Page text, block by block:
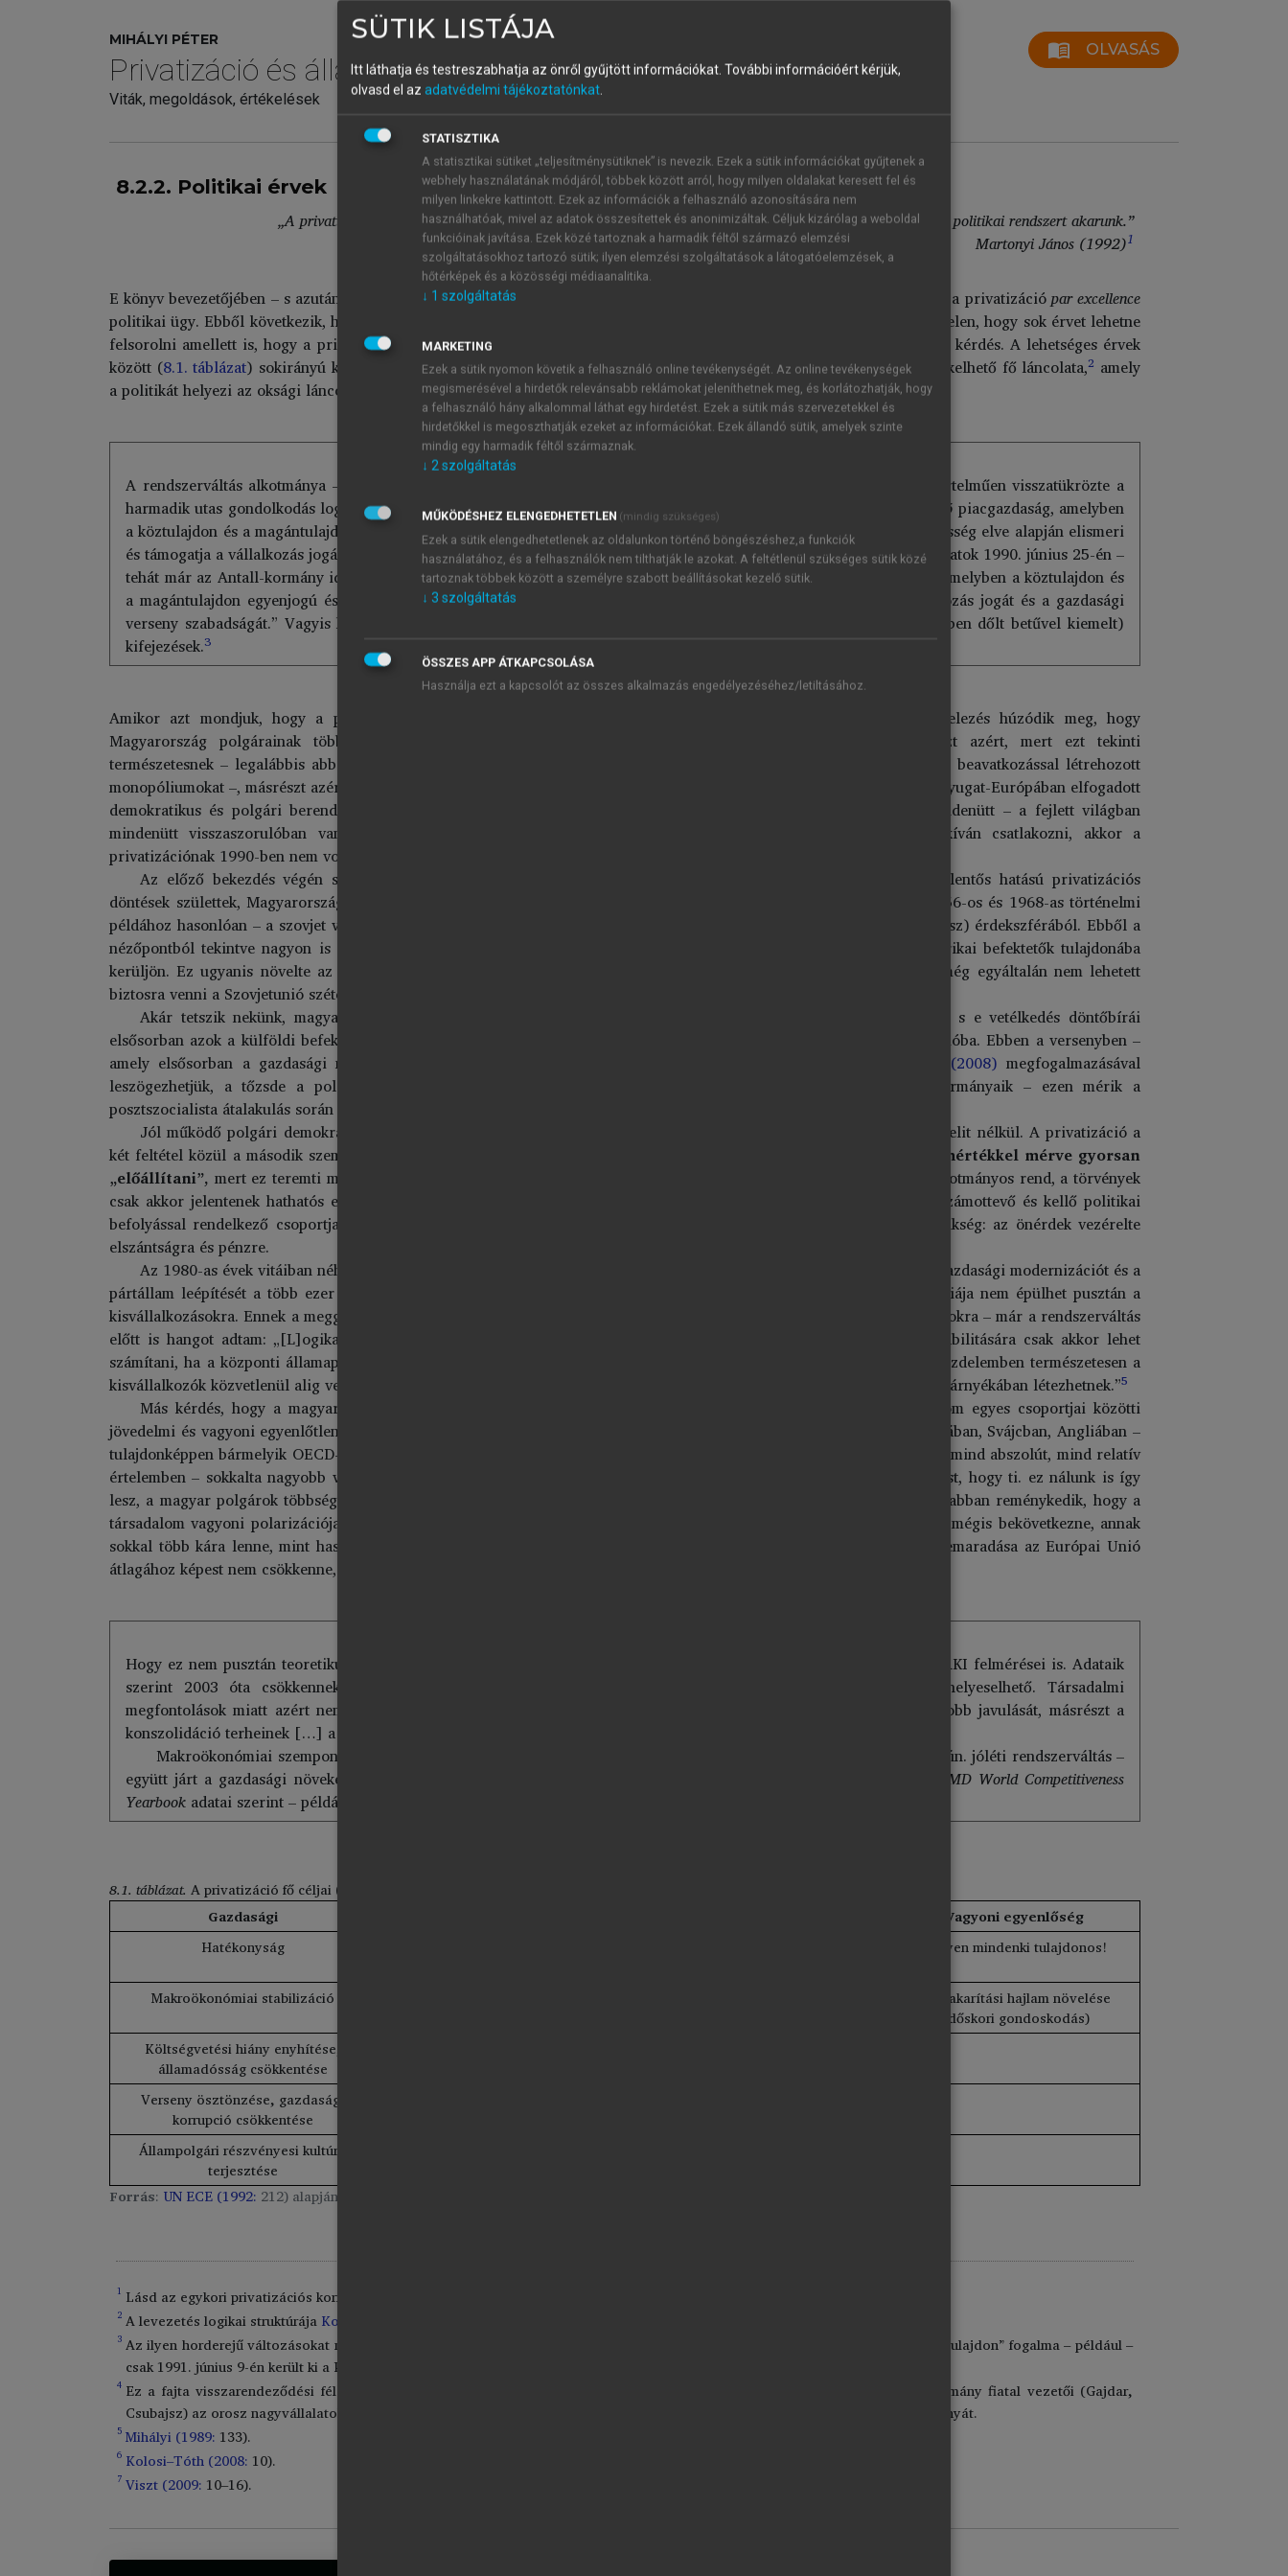
MIHÁLYI PÉTER
Privatizáció és államosítás Magyarországon III.
Viták, megoldások, értékelések
menu_book OLVASÁS
8.2.2. Politikai érvek
„A privatizáció igenis öncél is, mivel értékválasztást tükröz, azt tudniillik, hogy milyen társadalmat, milyen politikai rendszert akarunk.”
Martonyi János (1992)1
E könyv bevezetőjében – s azután a további fejezetekben – több ízben is hangot adtam annak a meggyőződésemnek, hogy a privatizációpar excellence
politikai ügy. Ebből következik, hogy végső soron politikai okok magyarázzák a privatizáció elkerülhetetlenségét. Kétségtelen, hogy sok érvet lehetne
felsorolni amellett is, hogy a privatizáció végső soron közgazdasági probléma vagy amellett, hogy alkotmányossági-jogi kérdés. A lehetséges érvek
között (8.1. táblázat) sokirányú kölcsönhatás van, mégis úgy gondolom, hogy létezik az oksági kapcsolatnak egy jól érzékelhető fő láncolata,2 amely
a politikát helyezi az oksági láncolat elejére.
5: Egy ritkán idézett alkotmánymódosítás
A rendszerváltás alkotmánya – pontosabban az 1989. október 23-án hatályba lépett alkotmánymódosítás – még egyértelműen visszatükrözte a
harmadik utas gondolkodás logikáját. A 9. §. (1) és (2) szerint „Magyarország gazdasága
a tervezés előnyeit is felhasználó piacgazdaság, amelyben
a köztulajdon és a magántulajdon egyenjogú és egyenlő védelemben részesül. A Magyar Köztársaság a versenysemlegesség elve alapján elismeri
és támogatja a vállalkozás jogát és a verseny szabadságát, amelyet csakalkotmányerejű törvény korlátozhat.” Ezek a mondatok 1990. június 25-én –
tehát már az Antall-kormány idején – a következőképpen módosultak: „Magyarország gazdasága olyan piacgazdaság, amelyben a köztulajdon és
a magántulajdon egyenjogú és egyenlő védelemben részesül. A Magyar Köztársaság elismeri és támogatja a vállalkozás jogát és a gazdasági
verseny szabadságát.” Vagyis kikerültek a szövegből a piacgazdaság lényegi korlátozását lehetővé tevő (és a szövegben dőlt betűvel kiemelt)
kifejezések.3
Amikor azt mondjuk, hogy a privatizáció célja az állami tulajdon magánkézbe adása, akkor emögött az a feltételezés húzódik meg, hogy
Magyarország polgárainak többsége magántulajdonra és versenyre épülő társadalomban szeretne élni. Egyrészt azért, mert ezt tekinti
természetesnek – legalábbis abban az értelemben, hogy elutasítja a mindenre kiterjedő állami tulajdonlást és az állami beavatkozással létrehozott
monopóliumokat –, másrészt azért, mert elfogadja, hogy most és még inkább a jövőben a magántulajdonlás tekinthető a Nyugat-Európában elfogadott
demokratikus és polgári berendezkedéssel leginkább adekvát tulajdonformának. Az állami tulajdon – bár létezik mindenütt – a fejlett világban
mindenütt visszaszorulóban van. Ha Magyarország a fejlett országok politikai közösségéhez és szervezeteihez kíván csatlakozni, akkor a
privatizációnak 1990-ben nem volt alternatívája.
Az előző bekezdés végén szereplő időponti megszorítás igen fontos. 1989-ben és 1990-ben, amikor az első jelentős hatású privatizációs
döntések születtek, Magyarország közvetlenül határos volt a Szovjetunióval. Reális politikai veszély volt, hogy – az 1956-os és 1968-as történelmi
példához hasonlóan – a szovjet vezetés megpróbálja megakadályozni Magyarország végleges kiszakadását a szovjet (orosz) érdekszférából. Ebből a
nézőpontból tekintve nagyon is fontos volt, hogy a magyar vállalatok minél nagyobb hányada nyugat-európai és amerikai befektetők tulajdonába
kerüljön. Ez ugyanis növelte az esetleges szovjet katonai invázió és politikai visszarendeződés kockázatát. 1990-ben még egyáltalán nem lehetett
biztosra venni a Szovjetunió szétesését, ami végül 1991 augusztusában következett be.
Akár tetszik nekünk, magyaroknak, akár nem, az átalakuló kelet-európai országok versenyben állnak egymással, s e vetélkedés döntőbírái
elsősorban azok a külföldi befektetők, akik hitel vagy működő tőke formájában a saját pénzüket hozták és hozzák a régióba. Ebben a versenyben –
amely elsősorban a gazdasági mutatók versenye – a privatizáció és a tőzsde kiemelten fontos. Egyetértve
Szeles (2008) megfogalmazásával
leszögezhetjük, a tőzsde a politikai és gazdasági demokratizálódás egyik legjobb mércéje. A befektetők – és kormányaik – ezen mérik a
posztszocialista átalakulás során elért előrehaladást.
Jól működő polgári demokrácia elképzelhetetlen széles középosztály és a lakosság 1–2 százalékát kitevő vagyonos elit nélkül. A privatizáció a
két feltétel közül a második szempontjából fontos.
Csak a privatizáció útján lehet a vagyonos elitet történelmi mértékkel mérve gyorsan
„előállítani”, mert ez teremti meg a lehetőséget a tőke koncentrációjára. A modern állam túlhatalmával szemben az alkotmányos rend, a törvények
csak akkor jelentenek hathatós ellensúlyt, ha a személyi szabadságért és a vállalkozások szabadságáért a társadalom számottevő és kellő politikai
befolyással rendelkező csoportjai hajlandók kiállni a barikádra. A szabadság szeretetén túl ehhez két dologra van szükség: az önérdek vezérelte
elszántságra és pénzre.
Az 1980-as évek vitáiban néha kimondva – de többnyire inkább kimondatlanul – megjelent az az elképzelés, hogy a gazdasági modernizációt és a
pártállam leépítését a több ezer kisvállalkozás fogja kikényszeríteni. Ez politikai naivitás volt. Az adófizetők demokráciája nem épülhet pusztán a
kisvállalkozásokra. Ennek a meggyőződésemnek – más kontextusban, de nyíltan utalva a Magyarország előtt álló változásokra – már a rendszerváltás
előtt is hangot adtam: „[L]ogikailag is belátható, hogy a törvények és különösen a pénzügyi és adórendelkezések stabilitására csak akkor lehet
számítani, ha a központi államapparátussal szemben jelentős és független ellenerők állnak. Ebben a politikai-hatalmi küzdelemben természetesen a
kisvállalkozók közvetlenül alig vesznek részt, számukra az a tény jelenti a biztonságot, hogy a nagy érdekek harcának szélárnyékában létezhetnek.”5
Más kérdés, hogy a magyar közvélemény túlnyomó többsége már a 90-es évek közepén is sokallotta a társadalom egyes csoportjai közötti
jövedelmi és vagyoni egyenlőtlenségeket. Holott aki ismerte a nyugat-európai osztályviszonyokat, az tudta, hogy Ausztriában, Svájcban, Angliában –
tulajdonképpen bármelyik OECD-országban – az arisztokrácia, a gyáripar, a pénzvilág és a show-biznisz elitje kezében – mind abszolút, mind relatív
értelemben – sokkalta nagyobb vagyonok koncentrálódnak, mint nálunk. Ezt a tényt és az ebből levonható következtetést, hogy ti. ez nálunk is így
lesz, a magyar polgárok többsége és ennek nyomán a politikai elit jelentős része láthatóan nehezen veszi tudomásul, s abban reménykedik, hogy a
társadalom vagyoni polarizációja a közeljövőben csökkeni fog. Ez – megítélésem szerint – igen kevéssé valószínű, s ha mégis bekövetkezne, annak
sokkal több kára lenne, mint haszna. Egyszerűen szólva: végzetesen lelassulna a gazdasági növekedés, Magyarország lemaradása az Európai Unió
átlagához képest nem csökkenne, hanem nőne.
Hogy ez nem pusztán teoretikus elgondolás, azt bizonyítják a legjobb magyar társadalompolitikai kutatóintézet, a TÁRKI felmérései is. Adataik
szerint 2003 óta csökkennek az egyenlőtlenségek. De ez sem társadalmi, sem gazdasági szempontból nem helyeselhető. Társadalmi
megfontolások miatt azért nem, mert „ez egyrészt a járadékból élők helyzetének a keresők helyzeténél sokkal nagyobb javulását, másrészt a
konszolidáció terheinek […] a középrétegekre való terhelését jelentette”.
Makroökonómiai szempontból nézve pedig a helyzet az, hogy ez a politika által tudatosan generált folyamat – az ún. jóléti rendszerváltás –
együtt járt a gazdasági növekedés lelassulásával, a stagflációval és az ország versenyképességének romlásával. Az
IMD World Competitiveness
Yearbook adatai szerint – például – hazánk versenyképessége 2000 és 2007 között folyamatosan romlott.
8.1. táblázat. A privatizáció fő céljai (elvi séma)
Gazdasági
Vagyoni egyenlőség
Hatékonyság
Legyen mindenki tulajdonos!
Makroökonómiai stabilizáció
Megtakarítási hajlam növelése
(időskori gondoskodás)
Költségvetési hiány enyhítése,
államadósság csökkentése
Verseny ösztönzése, gazdasági
korrupció csökkentése
Állampolgári részvényesi kultúra
terjesztése
Forrás: UN ECE (1992: 212) alapján.
1 Lásd az egykori privatizációs kormánybiztos válaszát egy interjúkérdésre (
2 A levezetés logikai struktúrája Kornai (1993)
3 Az ilyen horderejű változásokat nem is lehetett egyik napról a másikra átvezetni az egész magyar jogrendszeren. A „társadalmi tulajdon” fogalma – például –
csak 1991. június 9-én került ki a Polgári Törvénykönyv kategóriarendszeréből (
4 Ez a fajta visszarendeződési félelem egyébként Oroszországon belül is meghatározó volt, amikor 1991/92-ben az orosz kormány fiatal vezetői (Gajdar,
Csubajsz) az orosz nagyvállalatok privatizációjáról döntött. Ugyanerről a kérdésről elméleti igénnyel lásd
tanulmányát.
5 Mihályi (1989: 133).
6 Kolosi–Tóth (2008: 10).
7 Viszt (2009: 10–16).
SÜTIK LISTÁJA
Itt láthatja és testreszabhatja az önről gyűjtött információkat. További információért kérjük,
olvasd el az adatvédelmi tájékoztatónkat.
STATISZTIKA
A statisztikai sütiket „teljesítménysütiknek” is nevezik. Ezek a sütik információkat gyűjtenek a
webhely használatának módjáról, többek között arról, hogy milyen oldalakat keresett fel és
milyen linkekre kattintott. Ezek az információk a felhasználó azonosítására nem
használhatóak, mivel az adatok összesítettek és anonimizáltak. Céljuk kizárólag a weboldal
funkcióinak javítása. Ezek közé tartoznak a harmadik féltől származó elemzési
szolgáltatásokhoz tartozó sütik; ilyen elemzési szolgáltatások a látogatóelemzések, a
hőtérképek és a közösségi médiaanalitika.
↓ 1 szolgáltatás
MARKETING
Ezek a sütik nyomon követik a felhasználó online tevékenységét. Az online tevékenységek
megismerésével a hirdetők relevánsabb reklámokat jeleníthetnek meg, és korlátozhatják, hogy
a felhasználó hány alkalommal láthat egy hirdetést. Ezek a sütik más szervezetekkel és
hirdetőkkel is megoszthatják ezeket az információkat. Ezek állandó sütik, amelyek szinte
mindig egy harmadik féltől származnak.
↓ 2szolgáltatás
MŰKÖDÉSHEZ ELENGEDHETETLEN (mindig szükséges)
Ezek a sütik elengedhetetlenek az oldalunkon történő böngészéshez,a funkciók
használatához, és a felhasználók nem tilthatják le azokat. A feltétlenül szükséges sütik közé
tartoznak többek között a személyre szabott beállításokat kezelő sütik.
↓ 3 szolgáltatás
ÖSSZES APP ÁTKAPCSOLÁSA
Használja ezt a kapcsolót az összes alkalmazás engedélyezéséhez/letiltásához.